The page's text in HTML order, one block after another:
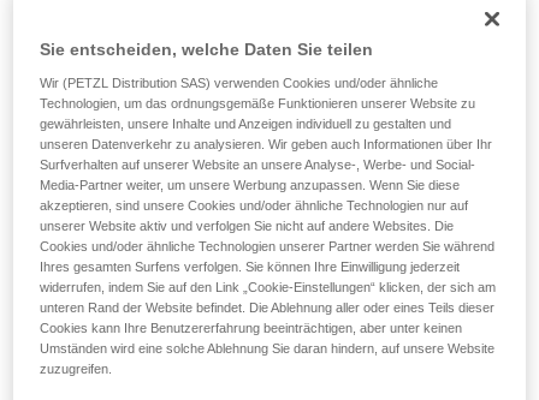
Vorgang alleine sicher zu wiederholen, bevor
Sie ihn eigenständig durchführen.
Wir geben Beispiele für die mit Ihrer Aktivität
verbundenen Techniken. Möglicherweise gibt es
noch andere Techniken, die hier nicht
beschrieben werden.
Karabiners geeignet ist.
• Vergewissern Sie sich, dass der Karabiner nicht in der
Verbindungsöse des Geräts blockiert wird.
• Prüfen Sie die Möglichkeit, dass sich der Karabiner falsch
positioniert und in dieser Position bleibt.
• Vergewissern Sie sich, dass sich die Elemente des
Systems und die Hülse des Karabiners nicht gegenseitig
behindern.
Hinweis
Sie entscheiden, welche Daten Sie teilen
Wir (PETZL Distribution SAS) verwenden Cookies und/oder ähnliche
Technologien, um das ordnungsgemäße Funktionieren unserer Website zu
gewährleisten, unsere Inhalte und Anzeigen individuell zu gestalten und
unseren Datenverkehr zu analysieren. Wir geben auch Informationen über Ihr
Surfverhalten auf unserer Website an unsere Analyse-, Werbe- und Social-
Media-Partner weiter, um unsere Werbung anzupassen. Wenn Sie diese
akzeptieren, sind unsere Cookies und/oder ähnliche Technologien nur auf
unserer Website aktiv und verfolgen Sie nicht auf andere Websites. Die
Cookies und/oder ähnliche Technologien unserer Partner werden Sie während
Ihres gesamten Surfens verfolgen. Sie können Ihre Einwilligung jederzeit
widerrufen, indem Sie auf den Link „Cookie-Einstellungen“ klicken, der sich am
unteren Rand der Website befindet. Die Ablehnung aller oder eines Teils dieser
Cookies kann Ihre Benutzererfahrung beeinträchtigen, aber unter keinen
Umständen wird eine solche Ablehnung Sie daran hindern, auf unsere Website
zuzugreifen.